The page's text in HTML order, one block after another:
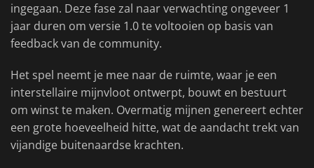
ingegaan. Deze fase zal naar verwachting ongeveer 1
jaar duren om versie 1.0 te voltooien op basis van
feedback van de community.
Het spel neemt je mee naar de ruimte, waar je een
interstellaire mijnvloot ontwerpt, bouwt en bestuurt
om winst te maken. Overmatig mijnen genereert echter
een grote hoeveelheid hitte, wat de aandacht trekt van
vijandige buitenaardse krachten.